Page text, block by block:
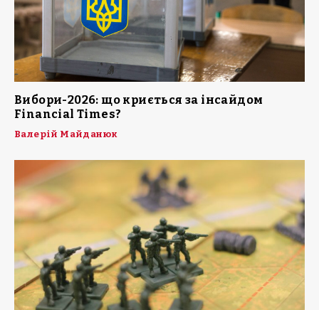
Вибори-2026: що криється за інсайдом
Financial Times?
Валерій Майданюк